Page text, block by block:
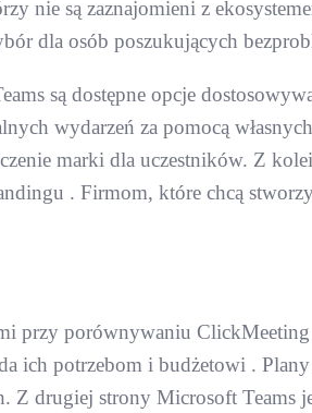
nie są zaznajomieni z
dla osób poszukujących
są dostępne opcje
wydarzeń za pomocą
marki dla uczestników. Z
. Firmom, które chcą
przy porównywaniu
potrzebom i budżetowi .
drugiej strony Microsoft Teams